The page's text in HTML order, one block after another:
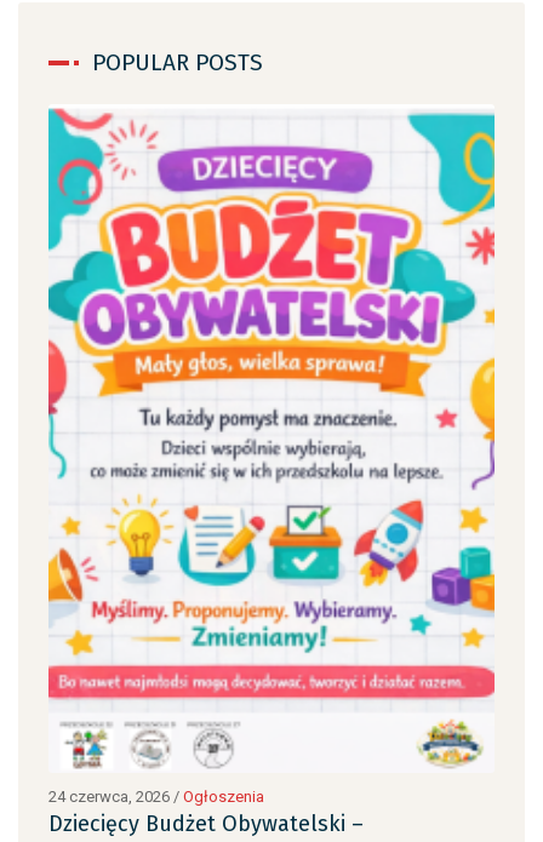
POPULAR POSTS
24 czerwca, 2026 / Ogłoszenia
Dziecięcy Budżet Obywatelski –